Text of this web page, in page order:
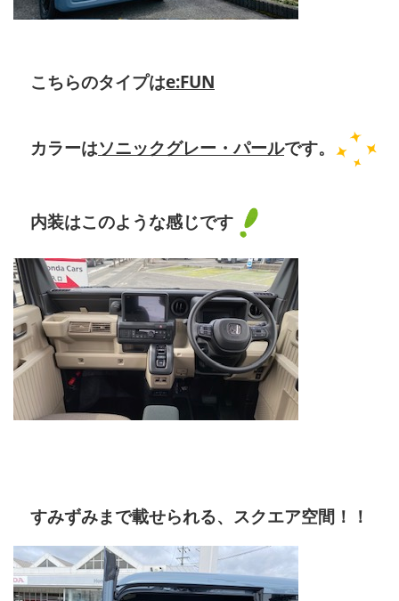
こちらのタイプはe:FUN
カラーはソニックグレー・パールです。
内装はこのような感じです
すみずみまで載せられる、スクエア空間！！